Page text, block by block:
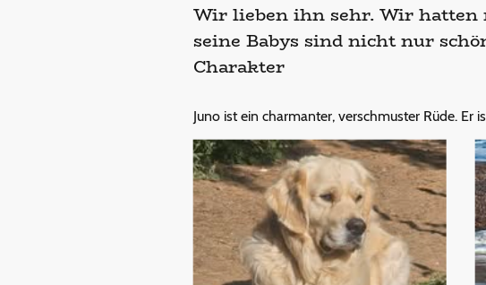
Wir lieben ihn sehr. Wir hatten
seine Babys sind nicht nur
Charakter
Juno ist ein charmanter, verschmuster Rüde.